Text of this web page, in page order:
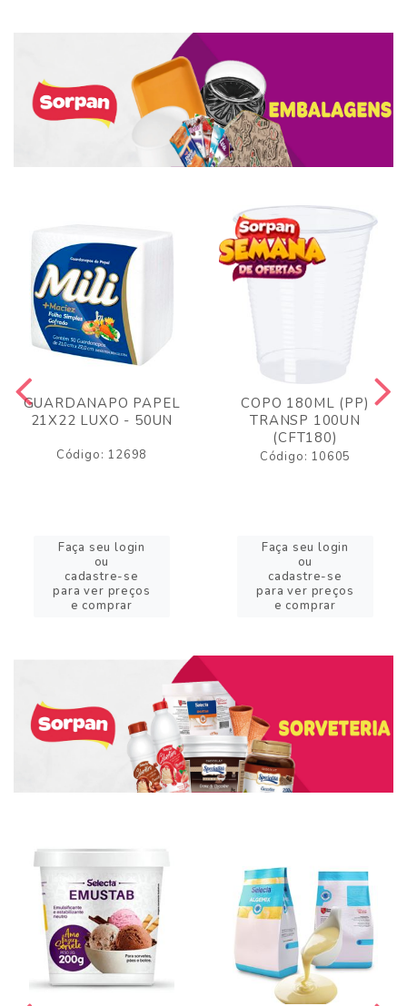
GUARDANAPO PAPEL
21X22 LUXO - 50UN
Código: 12698
Faça seu login
ou
cadastre-se
para ver preços
e comprar
COPO 180ML (PP)
TRANSP 100UN
(CFT180)
Código: 10605
Faça seu login
ou
cadastre-se
para ver preços
e comprar